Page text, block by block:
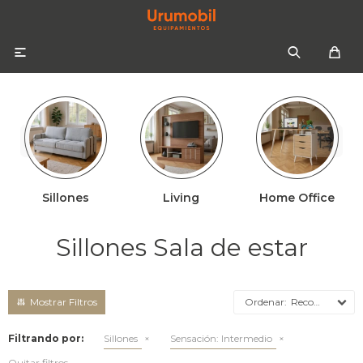

Sillones Living Home Office
Sillones Sala de estar
Recomendados
Filtrando por: Sillones Sensación: Intermedio
Colchones
Ropa de cama